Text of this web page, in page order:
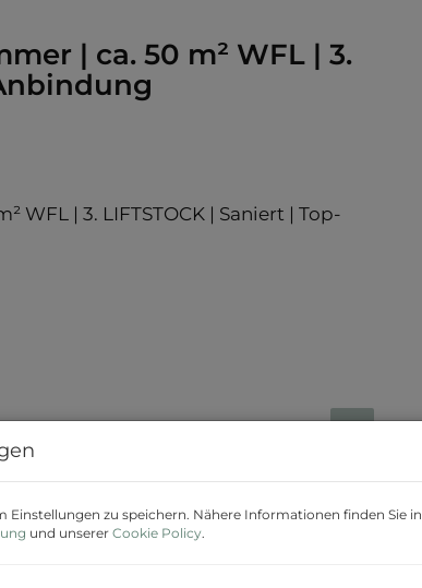
| ca. 50 m² WFL | 3.
Einstellungen zu speichern. Nähere Informationen finden Sie in
und unserer Cookie Policy.